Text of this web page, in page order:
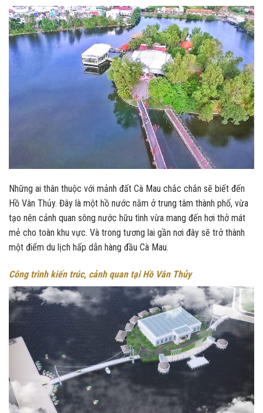
Những ai thân thuộc với mảnh đất Cà Mau chắc chắn sẽ biết đến
Hồ Vân Thủy. Đây là một hồ nước nằm ở trung tâm thành phố, vừa
tạo nên cảnh quan sông nước hữu tình vừa mang đến hơi thở mát
mẻ cho toàn khu vực. Và trong tương lai gần nơi đây sẽ trở thành
một điểm du lịch hấp dẫn hàng đầu Cà Mau.
Công trình kiến trúc, cảnh quan tại Hồ Vân Thủy